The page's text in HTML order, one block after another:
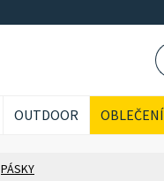
OUTDOOR OBLEČENÍ
PÁSKY